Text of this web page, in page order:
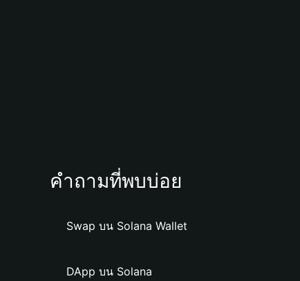
คำถามที่พบบ่อย
Swap บน Solana Wallet
DApp บน Solana